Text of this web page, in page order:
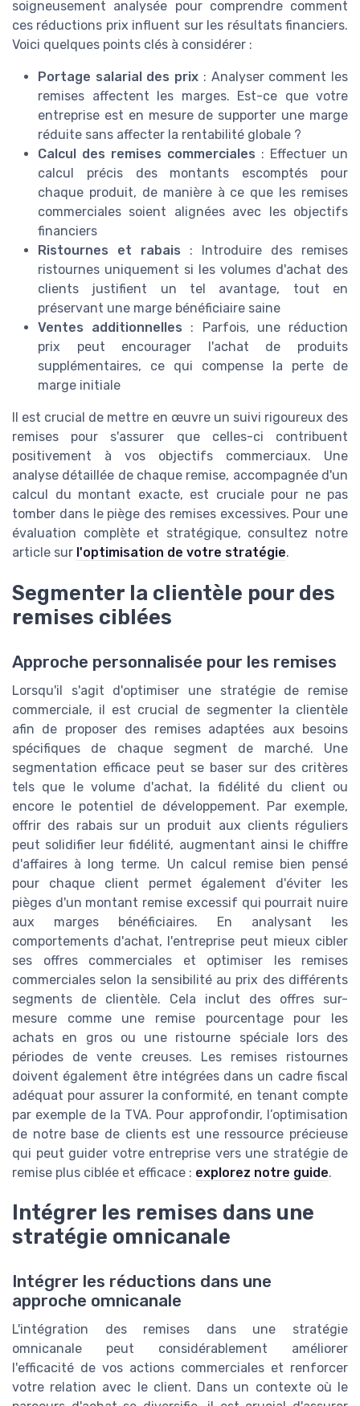
soigneusement analysée pour comprendre comment
ces réductions prix influent sur les résultats financiers.
Voici quelques points clés à considérer :
Portage salarial des prix : Analyser comment les
remises affectent les marges. Est-ce que votre
entreprise est en mesure de supporter une marge
réduite sans affecter la rentabilité globale ?
Calcul des remises commerciales : Effectuer un
calcul précis des montants escomptés pour
chaque produit, de manière à ce que les remises
commerciales soient alignées avec les objectifs
financiers
Ristournes et rabais : Introduire des remises
ristournes uniquement si les volumes d'achat des
clients justifient un tel avantage, tout en
préservant une marge bénéficiaire saine
Ventes additionnelles : Parfois, une réduction
prix peut encourager l'achat de produits
supplémentaires, ce qui compense la perte de
marge initiale
Il est crucial de mettre en œuvre un suivi rigoureux des
remises pour s'assurer que celles-ci contribuent
positivement à vos objectifs commerciaux. Une
analyse détaillée de chaque remise, accompagnée d'un
calcul du montant exacte, est cruciale pour ne pas
tomber dans le piège des remises excessives. Pour une
évaluation complète et stratégique, consultez notre
article sur l'optimisation de votre stratégie.
Segmenter la clientèle pour des
remises ciblées
Approche personnalisée pour les remises
Lorsqu'il s'agit d'optimiser une stratégie de remise
commerciale, il est crucial de segmenter la clientèle
afin de proposer des remises adaptées aux besoins
spécifiques de chaque segment de marché. Une
segmentation efficace peut se baser sur des critères
tels que le volume d'achat, la fidélité du client ou
encore le potentiel de développement. Par exemple,
offrir des rabais sur un produit aux clients réguliers
peut solidifier leur fidélité, augmentant ainsi le chiffre
d'affaires à long terme. Un calcul remise bien pensé
pour chaque client permet également d'éviter les
pièges d'un montant remise excessif qui pourrait nuire
aux marges bénéficiaires. En analysant les
comportements d'achat, l'entreprise peut mieux cibler
ses offres commerciales et optimiser les remises
commerciales selon la sensibilité au prix des différents
segments de clientèle. Cela inclut des offres sur-
mesure comme une remise pourcentage pour les
achats en gros ou une ristourne spéciale lors des
périodes de vente creuses. Les remises ristournes
doivent également être intégrées dans un cadre fiscal
adéquat pour assurer la conformité, en tenant compte
par exemple de la TVA. Pour approfondir, l’optimisation
de notre base de clients est une ressource précieuse
qui peut guider votre entreprise vers une stratégie de
remise plus ciblée et efficace : explorez notre guide.
Intégrer les remises dans une
stratégie omnicanale
Intégrer les réductions dans une
approche omnicanale
L'intégration des remises dans une stratégie
omnicanale peut considérablement améliorer
l'efficacité de vos actions commerciales et renforcer
votre relation avec le client. Dans un contexte où le